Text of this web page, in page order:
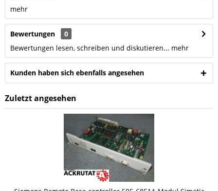
mehr
Bewertungen
0
Bewertungen lesen, schreiben und diskutieren... mehr
Kunden haben sich ebenfalls angesehen
Zuletzt angesehen